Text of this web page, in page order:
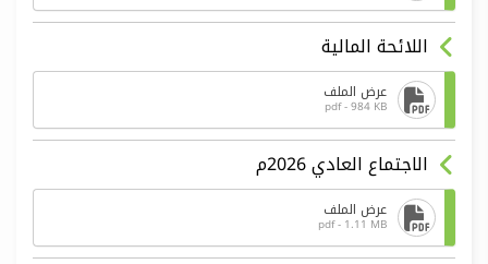
اللائحة المالية
عرض الملف
pdf - 984 KB
الاجتماع العادي 2026م
عرض الملف
pdf - 1.11 MB